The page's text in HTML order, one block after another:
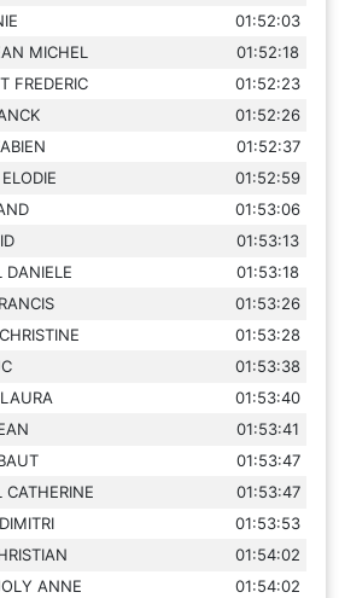
01:52:03
MICHEL
01:52:18
FREDERIC
01:52:23
01:52:26
01:52:37
01:52:59
01:53:06
01:53:13
DANIELE
01:53:18
01:53:26
01:53:28
01:53:38
01:53:40
01:53:41
01:53:47
CATHERINE
01:53:47
01:53:53
01:54:02
ANNE
01:54:02